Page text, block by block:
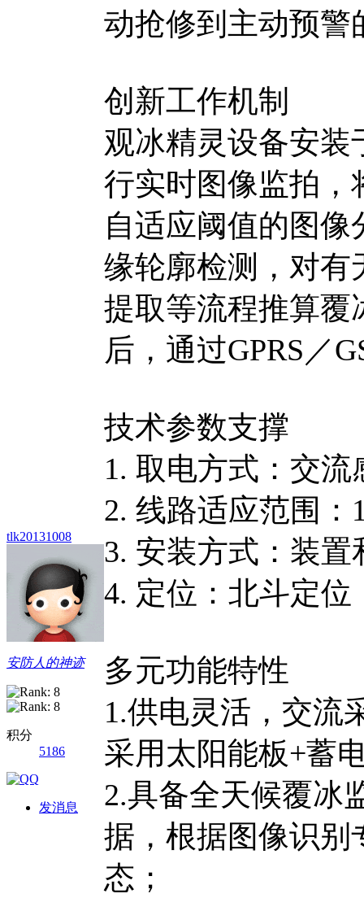
tlk20131008
安防人的神迹
积分
5186
发消息
动抢修到主动预警
创新工作机制
观冰精灵设备安装
行实时图像监拍，
自适应阈值的图
缘轮廓检测，对有
提取等流程推算覆
后，通过GPRS／
技术参数支撑
1. 取电方式：交
2. 线路适应范围：
3. 安装方式：装
4. 定位：北斗定位
多元功能特性
1.供电灵活，交流
采用太阳能板+蓄
2.具备全天候覆冰
据，根据图像识别
态；